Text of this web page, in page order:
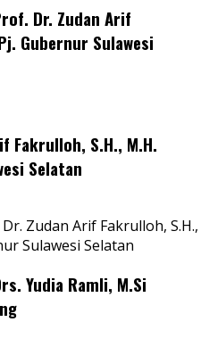
Dr. Zudan Arif
Gubernur Sulawesi
Fakrulloh, S.H., M.H.
Selatan
Zudan Arif Fakrulloh, S.H.,
Sulawesi Selatan
Yudia Ramli, M.Si